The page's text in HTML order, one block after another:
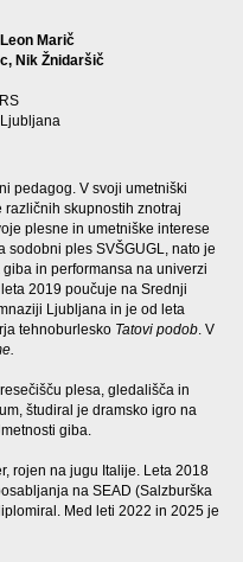
Leon Marič
Nik Žnidaršič
pedagog. V svoji umetniški
skupnostih znotraj
plesne in umetniške interese
sodobni ples SVŠGUGL, nato je
in performansa na univerzi
2019 poučuje na Srednji
Ljubljana in je od leta
tehnoburlesko Tatovi podob. V
plesa, gledališča in
študiral je dramsko igro na
giba.
rojen na jugu Italije. Leta 2018
na SEAD (Salzburška
Med leti 2022 in 2025 je